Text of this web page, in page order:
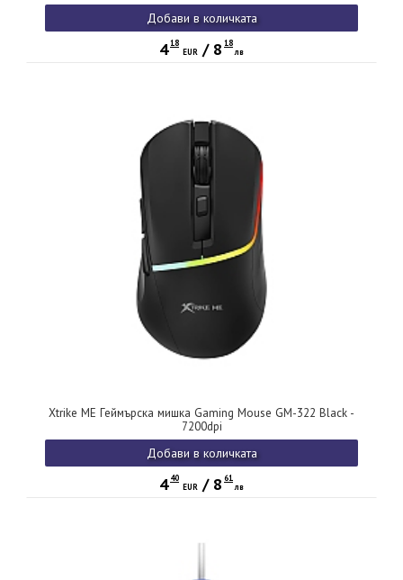
Добави в количката
418
EUR / 8 18
лв
Xtrike ME Геймърска мишка Gaming Mouse GM-322 Black -
7200dpi
Добави в количката
4 40
EUR / 8 61
лв